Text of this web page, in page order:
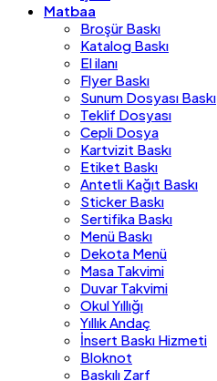
Matbaa
Broşür Baskı
Katalog Baskı
El ilanı
Flyer Baskı
Sunum Dosyası Baskı
Teklif Dosyası
Cepli Dosya
Kartvizit Baskı
Etiket Baskı
Antetli Kağıt Baskı
Sticker Baskı
Sertifika Baskı
Menü Baskı
Dekota Menü
Masa Takvimi
Duvar Takvimi
Okul Yıllığı
Yıllık Andaç
İnsert Baskı Hizmeti
Bloknot
Baskılı Zarf